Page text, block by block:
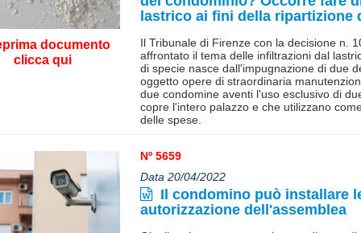
documento
clicca qui
lastrico ai fini della ripartizione
Il Tribunale di Firenze con la decisione n.
affrontato il tema delle infiltrazioni dal
di specie nasce dall'impugnazione di due
oggetto opere di straordinaria
due condomine aventi l'uso esclusivo di
copre l'intero palazzo e che utilizzano
delle spese.
Nº 5659
Data 20/04/2022
Il condomino può installare
autorizzazione dell'assemblea